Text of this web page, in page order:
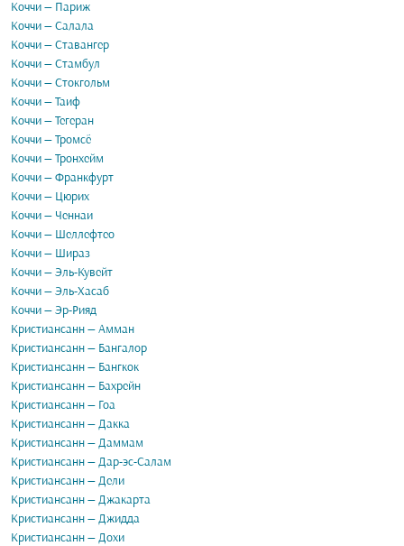
Коччи — Париж
Коччи — Салала
Коччи — Ставангер
Коччи — Стамбул
Коччи — Стокгольм
Коччи — Таиф
Коччи — Тегеран
Коччи — Тромсё
Коччи — Тронхейм
Коччи — Франкфурт
Коччи — Цюрих
Коччи — Ченнаи
Коччи — Шеллефтео
Коччи — Шираз
Коччи — Эль-Кувейт
Коччи — Эль-Хасаб
Коччи — Эр-Рияд
Кристиансанн — Амман
Кристиансанн — Бангалор
Кристиансанн — Бангкок
Кристиансанн — Бахрейн
Кристиансанн — Гоа
Кристиансанн — Дакка
Кристиансанн — Даммам
Кристиансанн — Дар-эс-Салам
Кристиансанн — Дели
Кристиансанн — Джакарта
Кристиансанн — Джидда
Кристиансанн — Дохи